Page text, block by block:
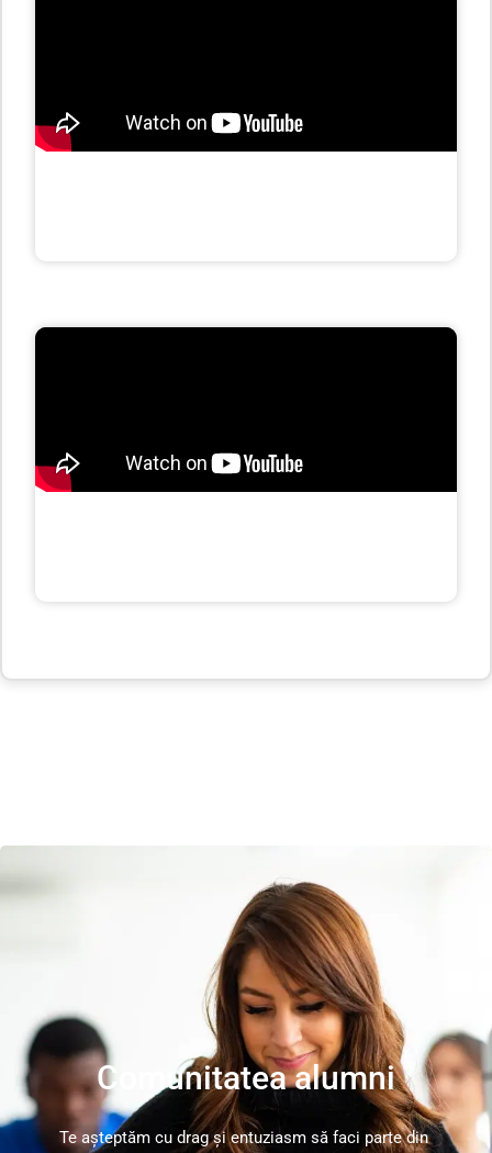
Comunitatea alumni
Te așteptăm cu drag și entuziasm să faci parte din